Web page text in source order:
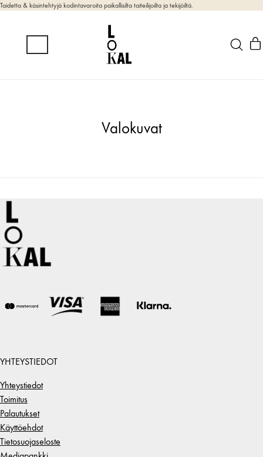
Taidetta & käsintehtyjä kodintavaroita paikallisilta taiteilijoilta ja tekijöiltä.
Valokuvat
YHTEYSTIEDOT
Yhteystiedot
Toimitus
Palautukset
Käyttöehdot
Tietosuojaseloste